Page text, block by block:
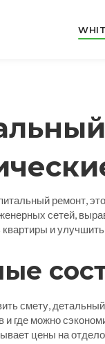
ремонт,
сетей,
и
смету,
и где можно
цены на